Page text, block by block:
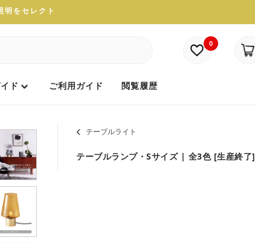
明をセレクト
0
ド ご利用ガイド 閲覧履歴
テーブルライト
テーブルランプ・Sサイズ | 全3色 [生産終了]